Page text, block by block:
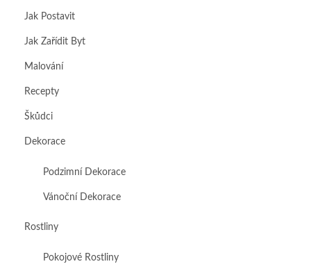
Jak Postavit
Jak Zařídit Byt
Malování
Recepty
Škůdci
Dekorace
Podzimní Dekorace
Vánoční Dekorace
Rostliny
Pokojové Rostliny